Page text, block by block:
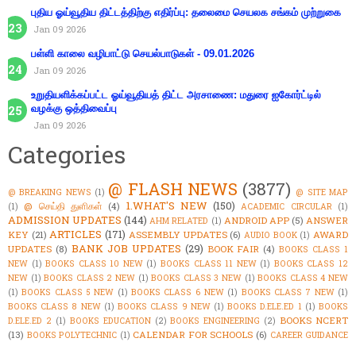
புதிய ஓய்வூதிய திட்டத்திற்கு எதிர்ப்பு: தலைமை செயலக சங்கம் முற்றுகை
Jan 09 2026
பள்ளி காலை வழிபாட்டு செயல்பாடுகள் - 09.01.2026
Jan 09 2026
உறுதியளிக்கப்பட்ட ஓய்வூதியத் திட்ட அரசாணை: மதுரை ஐகோர்ட்டில்
வழக்கு ஒத்திவைப்பு
Jan 09 2026
Categories
@ BREAKING NEWS (1) @ FLASH NEWS (3877) @ SITE MAP
(1) @ செய்தி துளிகள் (4) 1.WHAT'S NEW (150) ACADEMIC CIRCULAR (1)
ADMISSION UPDATES (144) AHM RELATED (1) ANDROID APP (5) ANSWER
KEY (21) ARTICLES (171) ASSEMBLY UPDATES (6) AUDIO BOOK (1) AWARD
UPDATES (8) BANK JOB UPDATES (29) BOOK FAIR (4) BOOKS CLASS 1
NEW (1) BOOKS CLASS 10 NEW (1) BOOKS CLASS 11 NEW (1) BOOKS CLASS 12
NEW (1) BOOKS CLASS 2 NEW (1) BOOKS CLASS 3 NEW (1) BOOKS CLASS 4 NEW
(1) BOOKS CLASS 5 NEW (1) BOOKS CLASS 6 NEW (1) BOOKS CLASS 7 NEW (1)
BOOKS CLASS 8 NEW (1) BOOKS CLASS 9 NEW (1) BOOKS D.ELE.ED 1 (1) BOOKS
D.ELE.ED 2 (1) BOOKS EDUCATION (2) BOOKS ENGINEERING (2) BOOKS NCERT
(13) BOOKS POLYTECHNIC (1) CALENDAR FOR SCHOOLS (6) CAREER GUIDANCE